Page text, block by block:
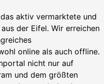
aktiv vermarktete und
der Eifel. Wir erreichen
online als auch offline.
nicht nur auf
und dem größten